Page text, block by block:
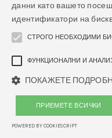
Smart HRI -
Mindray
Изпратете
данни като вашето
идентификатори на
СТРОГО НЕОБХОДИМИ
ФУНКЦИОНАЛНИ И
ПОКАЖЕТЕ
ПРИЕМЕТЕ ВСИЧКИ
POWERED BY COOKIESCRIPT